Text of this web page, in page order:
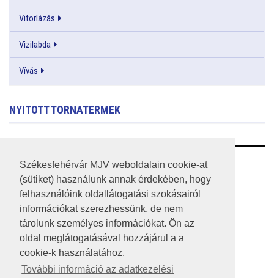
Székesfehérvár MJV weboldalain cookie-at
(sütiket) használunk annak érdekében, hogy
felhasználóink oldallátogatási szokásairól
információkat szerezhessünk, de nem
tárolunk személyes információkat. Ön az
oldal meglátogatásával hozzájárul a a
cookie-k használatához.
További információ az adatkezelési
Vitorlázás
Vizilabda
Vívás
NYITOTT TORNATERMEK
RSS
A HONLAP 2017.03.31-I ÁLLAPOTA
JOGI NYILATKOZAT
IMPRESSZUM